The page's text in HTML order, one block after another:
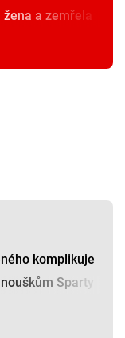
a zemřela
komplikuje
Sparty